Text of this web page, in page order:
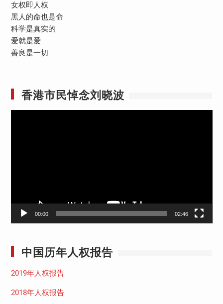
女权即人权
黑人的命也是命
科学是真实的
爱就是爱
善良是一切
香港市民悼念刘晓波
00:00 02:46
中国历年人权报告
2019年人权报告
2018年人权报告